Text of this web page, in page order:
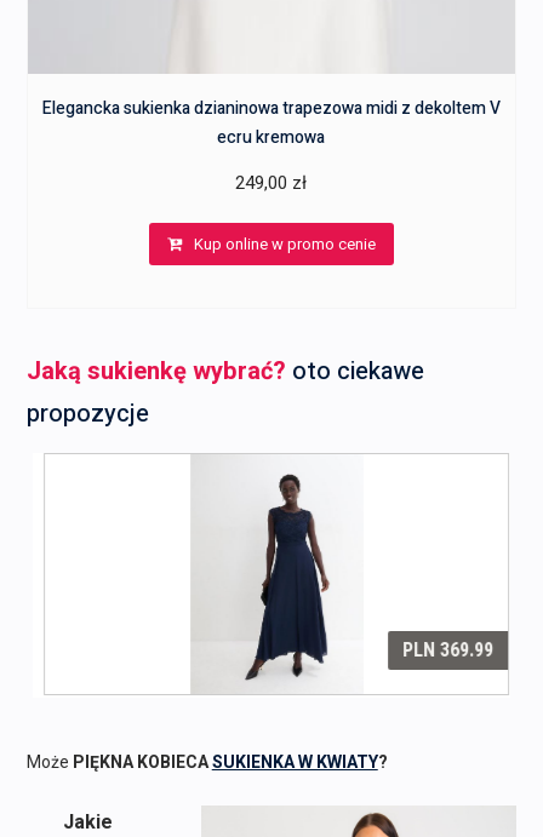
Elegancka sukienka dzianinowa trapezowa midi z dekoltem V
ecru kremowa
249,00 zł
Kup online w promo cenie
Jaką sukienkę wybrać? oto ciekawe
propozycje
Może PIĘKNA KOBIECASUKIENKA W KWIATY?
Jakie